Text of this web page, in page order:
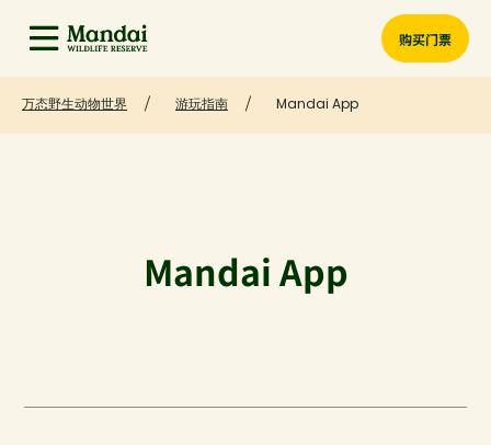
购买门票
万态野生动物世界 游玩指南 Mandai App
Mandai App